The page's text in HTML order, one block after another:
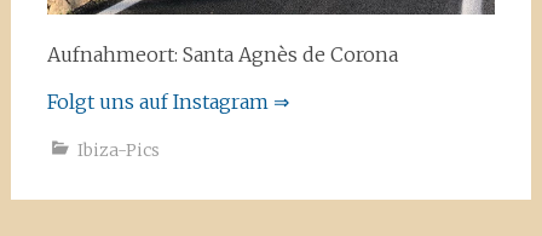
Aufnahmeort: Santa Agnès de Corona
Folgt uns auf Instagram ⇒
Ibiza-Pics